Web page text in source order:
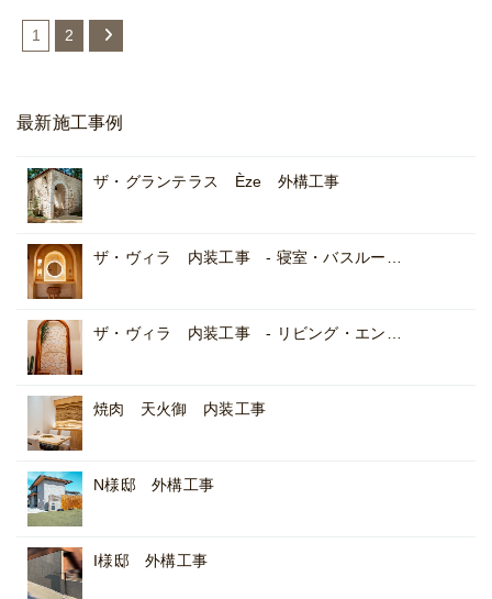
1 2
最新施工事例
ザ・グランテラス Èze 外構工事
ザ・ヴィラ 内装工事 - 寝室・バスルー…
ザ・ヴィラ 内装工事 - リビング・エン…
焼肉 天火御 内装工事
N様邸 外構工事
I様邸 外構工事